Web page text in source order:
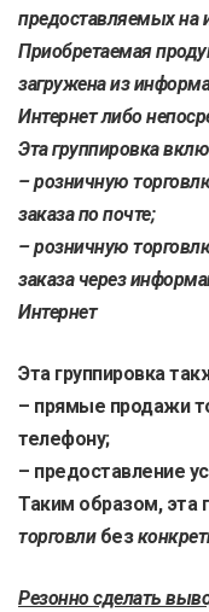
предоставляемых на
Приобретаемая
загружена из
Интернет либо
Эта группировка
– розничную
заказа по почте;
– розничную
заказа через
Интернет
Эта группировка
– прямые продажи
телефону;
– предоставление
Таким образом, эта
торговлибез
Резонно сделать